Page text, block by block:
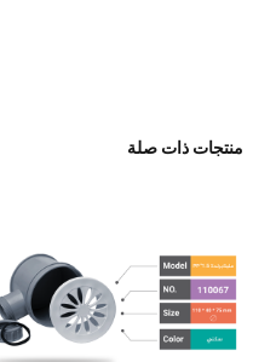
منتجات ذات صلة